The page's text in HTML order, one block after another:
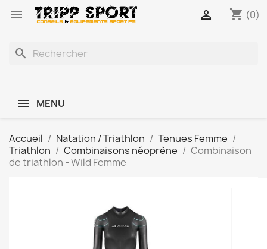
 shopping_cart (0)

search
MENU
Accueil Natation / Triathlon
Tenues Femme
Triathlon
Combinaisons néoprène
Combinaison
de triathlon - Wild Femme